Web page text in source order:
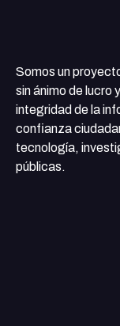
Somos un
sin ánimo de lucro
integridad de la
confianza
tecnología,
públicas.